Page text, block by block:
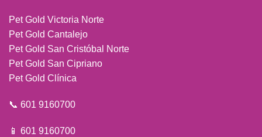
Pet Gold Victoria Norte
Pet Gold Cantalejo
Pet Gold San Cristóbal Norte
Pet Gold San Cipriano
Pet Gold Clínica
📞 601 9160700
📱 601 9160700